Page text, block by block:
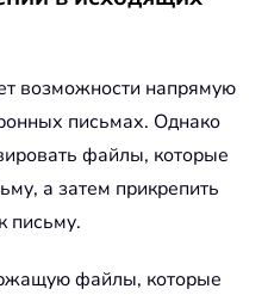
возможности напрямую
письмах. Однако
файлы, которые
а затем прикрепить
письму.
файлы, которые